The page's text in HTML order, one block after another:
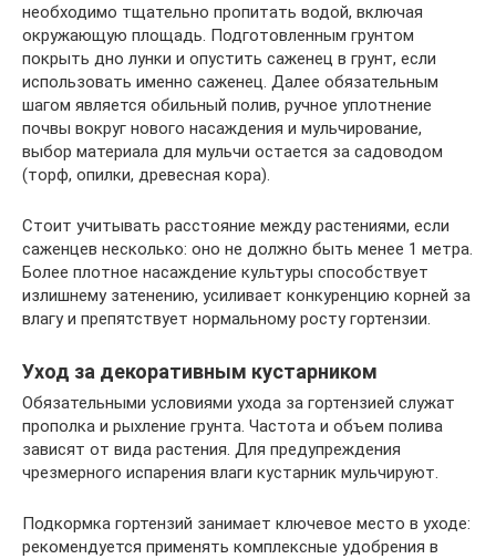
необходимо тщательно пропитать водой, включая
окружающую площадь. Подготовленным грунтом
покрыть дно лунки и опустить саженец в грунт, если
использовать именно саженец. Далее обязательным
шагом является обильный полив, ручное уплотнение
почвы вокруг нового насаждения и мульчирование,
выбор материала для мульчи остается за садоводом
(торф, опилки, древесная кора).
Стоит учитывать расстояние между растениями, если
саженцев несколько: оно не должно быть менее 1 метра.
Более плотное насаждение культуры способствует
излишнему затенению, усиливает конкуренцию корней за
влагу и препятствует нормальному росту гортензии.
Уход за декоративным кустарником
Обязательными условиями ухода за гортензией служат
прополка и рыхление грунта. Частота и объем полива
зависят от вида растения. Для предупреждения
чрезмерного испарения влаги кустарник мульчируют.
Подкормка гортензий занимает ключевое место в уходе:
рекомендуется применять комплексные удобрения в